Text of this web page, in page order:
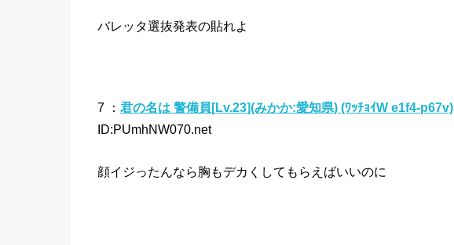
バレッタ選抜発表の貼れよ
7 ： 君の名は 警備員[Lv.23](みかか:愛知県) (ﾜｯﾁｮｲW e1f4-p67v)
ID:PUmhNW070.net
顔イジったんなら胸もデカくしてもらえばいいのに